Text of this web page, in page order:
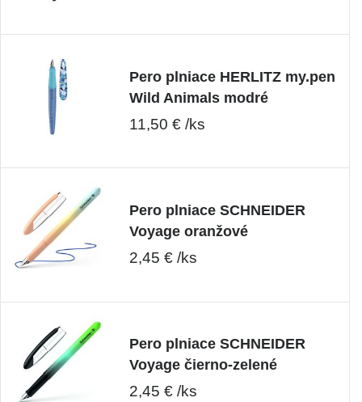
Pero plniace HERLITZ my.pen
Wild Animals modré
11,50 € /ks
Pero plniace SCHNEIDER
Voyage oranžové
2,45 € /ks
Pero plniace SCHNEIDER
Voyage čierno-zelené
2,45 € /ks